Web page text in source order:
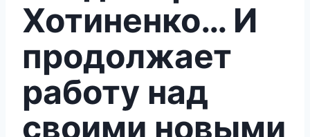
Хотиненко… И
продолжает
работу над
своими новыми